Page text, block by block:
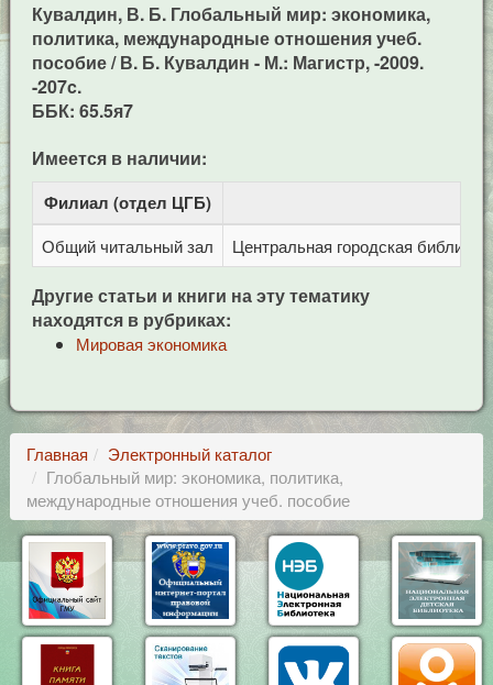
Кувалдин, В. Б. Глобальный мир: экономика,
политика, международные отношения учеб.
пособие / В. Б. Кувалдин - М.: Магистр, -2009.
-207c.
ББК: 65.5я7
Имеется в наличии:
Филиал (отдел ЦГБ)
Общий читальный зал Центральная городская
Другие статьи и книги на эту тематику
находятся в рубриках:
Мировая экономика
Главная
Электронный каталог
Глобальный мир: экономика, политика,
международные отношения учеб. пособие